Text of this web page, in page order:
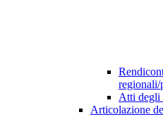
Atti degli
Articolazione